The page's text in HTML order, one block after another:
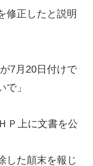
修正したと説明
7月20日付けで
で」
Ｐ上に文書を公
した顛末を報じ